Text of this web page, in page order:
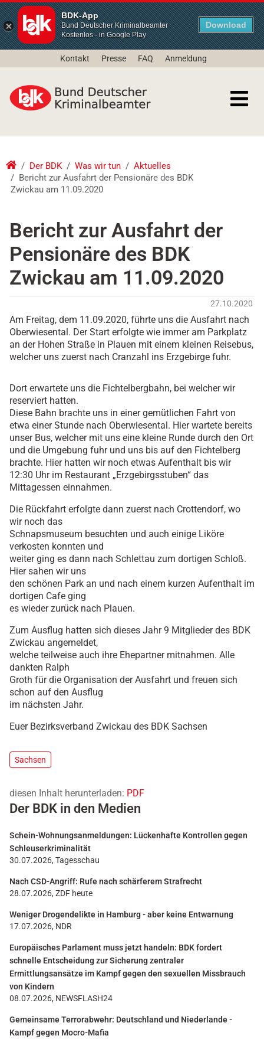
BDK-App
Bund Deutscher Kriminalbeamter
Kostenlos - in Google Play
Download
Kontakt Presse FAQ Anmeldung
Der BDK Was wir tun
Aktuelles
Bericht zur Ausfahrt der Pensionäre des BDK
Zwickau am 11.09.2020
Bericht zur Ausfahrt der
Pensionäre des BDK
Zwickau am 11.09.2020
27.10.2020
Am Freitag, dem 11.09.2020, führte uns die Ausfahrt nach
Oberwiesental. Der Start erfolgte wie immer am Parkplatz
an der Hohen Straße in Plauen mit einem kleinen Reisebus,
welcher uns zuerst nach Cranzahl ins Erzgebirge fuhr.
Dort erwartete uns die Fichtelbergbahn, bei welcher wir
reserviert hatten.
Diese Bahn brachte uns in einer gemütlichen Fahrt von
etwa einer Stunde nach Oberwiesental. Hier wartete bereits
unser Bus, welcher mit uns eine kleine Runde durch den Ort
und die Umgebung fuhr und uns bis auf den Fichtelberg
brachte. Hier hatten wir noch etwas Aufenthalt bis wir
12:30 Uhr im Restaurant „Erzgebirgsstuben“ das
Mittagessen einnahmen.
Die Rückfahrt erfolgte dann zuerst nach Crottendorf, wo
wir noch das
Schnapsmuseum besuchten und auch einige Liköre
verkosten konnten und
weiter ging es dann nach Schlettau zum dortigen Schloß.
Hier sahen wir uns
den schönen Park an und nach einem kurzen Aufenthalt im
dortigen Cafe ging
es wieder zurück nach Plauen.
Zum Ausflug hatten sich dieses Jahr 9 Mitglieder des BDK
Zwickau angemeldet,
welche teilweise auch ihre Ehepartner mitnahmen. Alle
dankten Ralph
Groth für die Organisation der Ausfahrt und freuen sich
schon auf den Ausflug
im nächsten Jahr.
Euer Bezirksverband Zwickau des BDK Sachsen
Sachsen
diesen Inhalt herunterladen: PDF
Der BDK in den Medien
Schein-Wohnungsanmeldungen: Lückenhafte Kontrollen gegen
Schleuserkriminalität
30.07.2026, Tagesschau
Nach CSD-Angriff: Rufe nach schärferem Strafrecht
28.07.2026, ZDF heute
Weniger Drogendelikte in Hamburg - aber keine Entwarnung
17.07.2026, NDR
Europäisches Parlament muss jetzt handeln: BDK fordert
schnelle Entscheidung zur Sicherung zentraler
Ermittlungsansätze im Kampf gegen den sexuellen Missbrauch
von Kindern
08.07.2026, NEWSFLASH24
Gemeinsame Terrorabwehr: Deutschland und Niederlande -
Kampf gegen Mocro-Mafia